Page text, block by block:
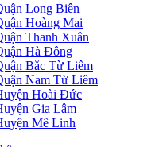
Long Biên
Hoàng Mai
Thanh Xuân
Hà Đông
Bắc Từ Liêm
Nam Từ Liêm
Hoài Đức
Gia Lâm
Mê Linh